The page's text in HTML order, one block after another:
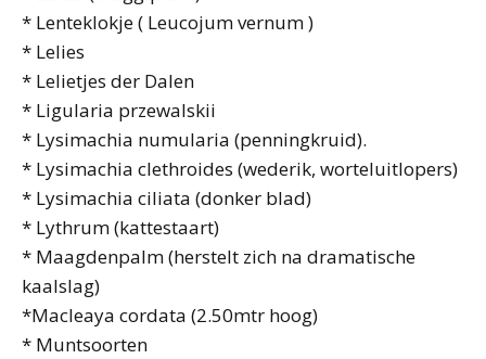
* Lenteklokje ( Leucojum vernum )
* Lelies
* Lelietjes der Dalen
* Ligularia przewalskii
* Lysimachia numularia (penningkruid).
* Lysimachia clethroides (wederik, worteluitlopers)
* Lysimachia ciliata (donker blad)
* Lythrum (kattestaart)
* Maagdenpalm (herstelt zich na dramatische
kaalslag)
*Macleaya cordata (2.50mtr hoog)
* Muntsoorten